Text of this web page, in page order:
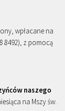
wpłacane na
8492), z pomocą
naszego
na Mszy św.